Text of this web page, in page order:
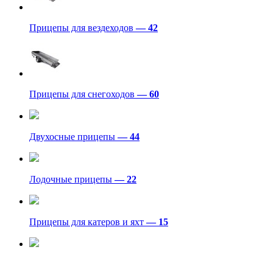
Прицепы для вездеходов— 42
Прицепы для снегоходов— 60
Двухосные прицепы— 44
Лодочные прицепы— 22
Прицепы для катеров и яхт— 15